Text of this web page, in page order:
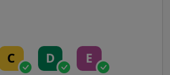
C D E